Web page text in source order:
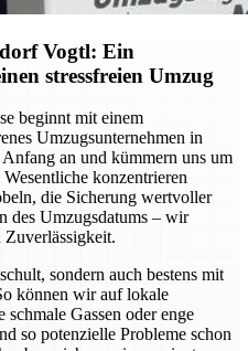
Vogtl: Ein
stressfreien Umzug
beginnt mit einem
Umzugsunternehmen in
an und kümmern uns um
konzentrieren
die Sicherung wertvoller
des Umzugsdatums – wir
Zuverlässigkeit.
sondern auch bestens mit
können wir auf lokale
Gassen oder enge
so potenzielle Probleme schon